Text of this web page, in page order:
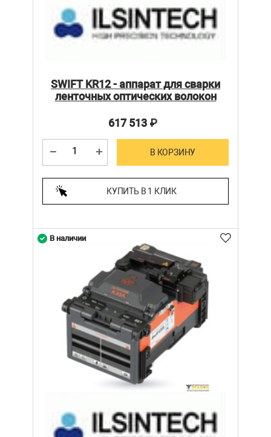
SWIFT KR12 - аппарат для сварки
ленточных оптических волокон
617 513₽
В КОРЗИНУ
КУПИТЬ В 1 КЛИК
В наличии